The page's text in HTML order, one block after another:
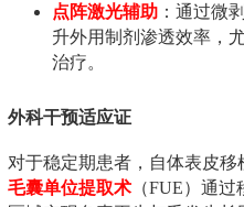
点阵激光辅助 ：通过微
升外用制剂渗透效率，
治疗。
外科干预适应证
对于稳定期患者，自体表皮
毛囊单位提取术 （FUE）通